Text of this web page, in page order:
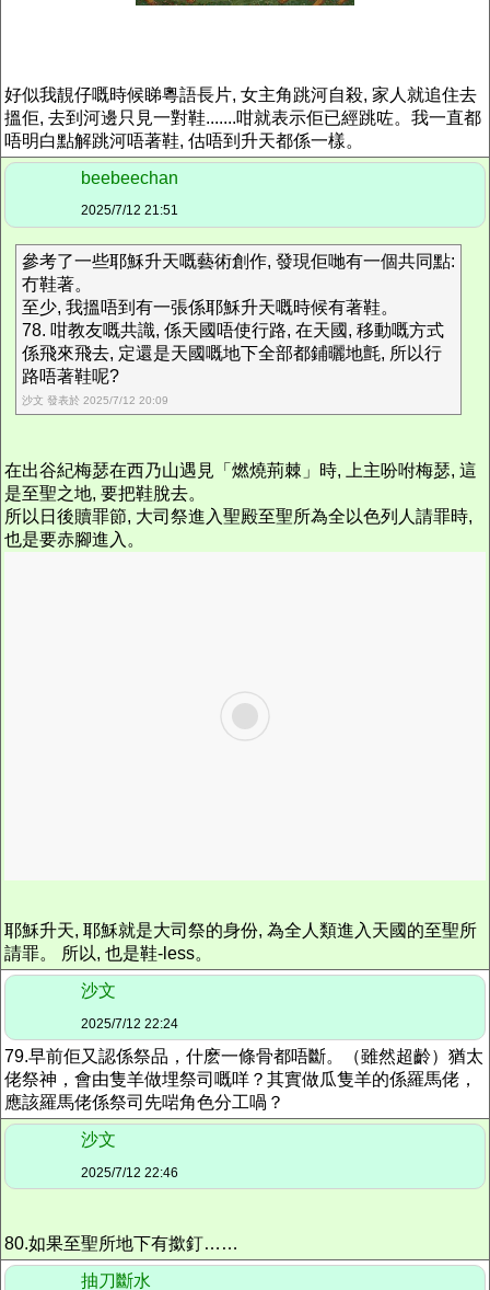
好似我靚仔嘅時候睇粵語長片, 女主角跳河自殺, 家人就追住去
搵佢, 去到河邊只見一對鞋.......咁就表示佢已經跳咗。我一直都
唔明白點解跳河唔著鞋, 估唔到升天都係一樣。
beebeechan
2025/7/12 21:51
參考了一些耶穌升天嘅藝術創作, 發現佢哋有一個共同點:
冇鞋著。
至少, 我搵唔到有一張係耶穌升天嘅時候有著鞋。
78. 咁教友嘅共識, 係天國唔使行路, 在天國, 移動嘅方式
係飛來飛去, 定還是天國嘅地下全部都鋪曬地氈, 所以行
路唔著鞋呢?
沙文 發表於 2025/7/12 20:09
在出谷紀梅瑟在西乃山遇見「燃燒荊棘」時, 上主吩咐梅瑟, 這
是至聖之地, 要把鞋脫去。
所以日後贖罪節, 大司祭進入聖殿至聖所為全以色列人請罪時,
也是要赤腳進入。
耶穌升天, 耶穌就是大司祭的身份, 為全人類進入天國的至聖所
請罪。 所以, 也是鞋-less。
沙文
2025/7/12 22:24
79.早前佢又認係祭品，什麽一條骨都唔斷。（雖然超齡）猶太
佬祭神，會由隻羊做埋祭司嘅咩？其實做瓜隻羊的係羅馬佬，
應該羅馬佬係祭司先啱角色分工喎？
沙文
2025/7/12 22:46
80.如果至聖所地下有撳釘……
抽刀斷水